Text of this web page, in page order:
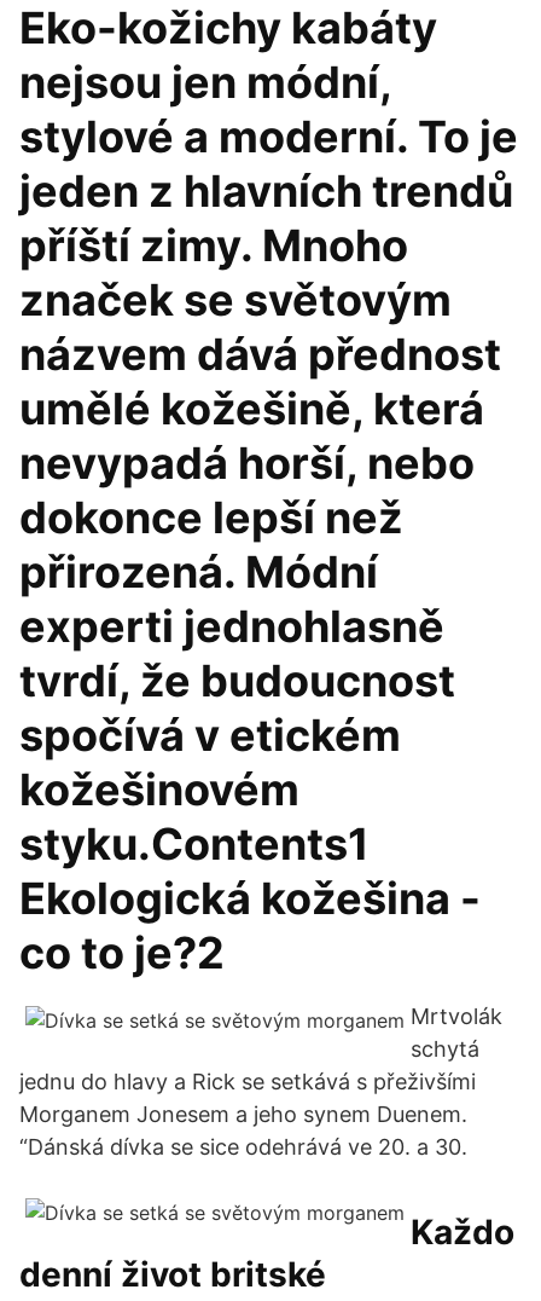
Eko-kožichy kabáty
nejsou jen módní,
stylové a moderní. To je
jeden z hlavních trendů
příští zimy. Mnoho
značek se světovým
názvem dává přednost
umělé kožešině, která
nevypadá horší, nebo
dokonce lepší než
přirozená. Módní
experti jednohlasně
tvrdí, že budoucnost
spočívá v etickém
kožešinovém
styku.Contents1
Ekologická kožešina -
co to je?2
Mrtvolák
schytá
jednu do hlavy a Rick se setkává s přeživšími
Morganem Jonesem a jeho synem Duenem.
“Dánská dívka se sice odehrává ve 20. a 30.
Každo
denní život britské